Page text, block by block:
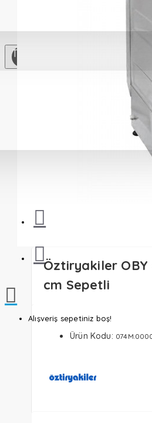
TL
Alışveriş sepetiniz boş!
Öztiryakiler OBY
cm Sepetli
Ürün Kodu: